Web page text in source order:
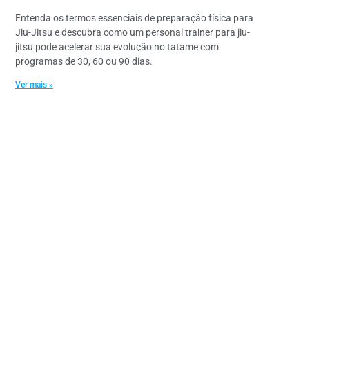
Entenda os termos essenciais de preparação física para
Jiu-Jitsu e descubra como um personal trainer para jiu-
jitsu pode acelerar sua evolução no tatame com
programas de 30, 60 ou 90 dias.
Ver mais »